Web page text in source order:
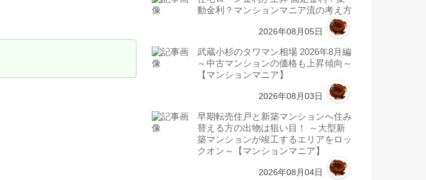
動金利？マンションマニア流の考え方
2026年08月05日
武蔵小杉のタワマン相場 2026年8月編
～中古マンションの価格も上昇傾向～
【マンションマニア】
2026年08月03日
早期転売住戸と新築マンションへ住み
替える方の出物は狙い目！ ～大型新
築マンションが竣工するエリアをロッ
クオン～【マンションマニア】
2026年08月04日